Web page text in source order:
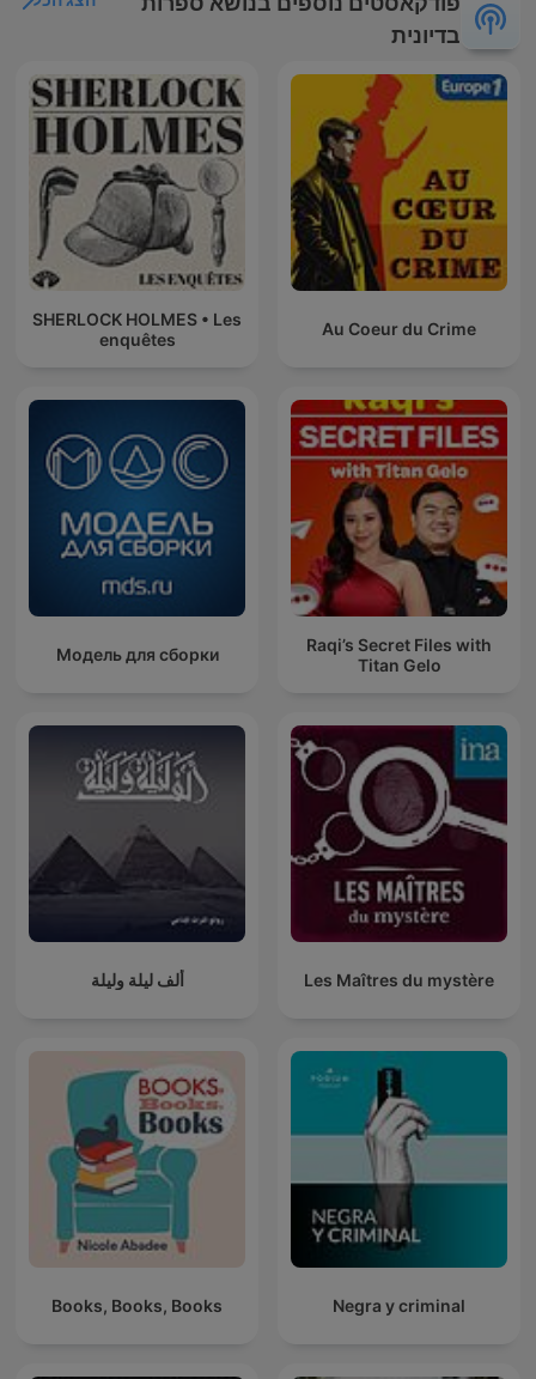
בדיונית
Au Coeur du Crime
SHERLOCK HOLMES • Les
enquêtes
Raqi’s Secret Files with
Titan Gelo
Модель для сборки
Les Maîtres du mystère ألف ليلة وليلة
Negra y criminal
Books, Books, Books